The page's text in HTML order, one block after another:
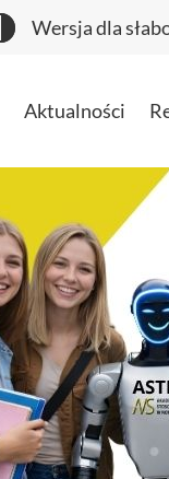
Wersja dla
Aktualności